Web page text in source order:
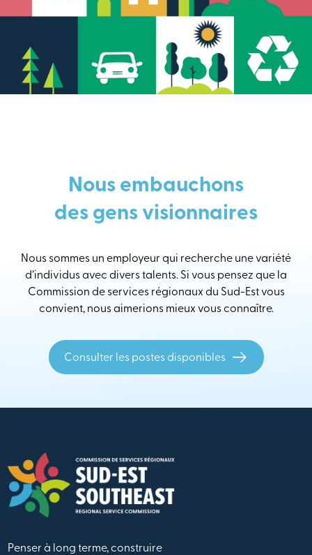
Nous embauchons
des gens visionnaires
Nous sommes un employeur qui recherche une variété
d’individus avec divers talents. Si vous pensez que la
Commission de services régionaux du Sud-Est vous
convient, nous aimerions mieux vous connaître.
Consulter les postes disponibles
Penser à long terme, construire